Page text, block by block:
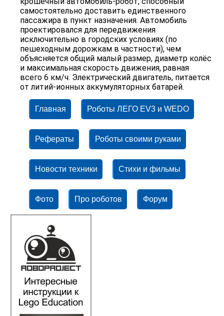
самостоятельно доставить единственного
пассажира в пункт назначения. Автомобиль
проектировался для передвижения
исключительно в городских условиях (по
пешеходным дорожкам в частности), чем
объясняется общий малый размер, диаметр колёс
и максимальная скорость движения, равная
всего 6 км/ч. Электрический двигатель, питается
от литий-ионных аккумуляторных батарей.
Главная Роботы ЛЕГО EV3 и WEDO
Рефераты Роботы своими руками
Новости техники Стихи и фильмы
Фото Про роботов Форум